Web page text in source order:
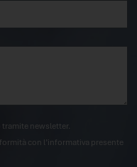
newsletter.
con l’informativa presente